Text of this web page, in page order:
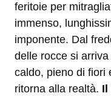
feritoie per
immenso,
imponente. Dal
delle rocce si
caldo, pieno di fiori
ritorna alla realtà. Il